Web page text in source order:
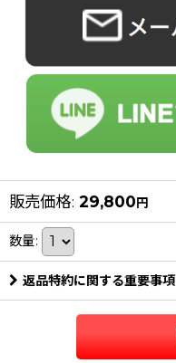
販売価格: 29,800円
数量:
返品特約に関する重要事項